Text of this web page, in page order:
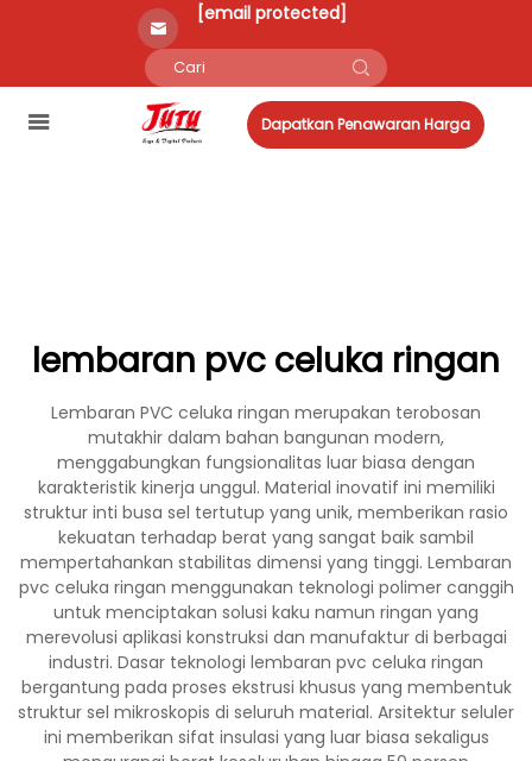
[email protected]
Dapatkan Penawaran Harga
lembaran pvc celuka ringan
Lembaran PVC celuka ringan merupakan terobosan
mutakhir dalam bahan bangunan modern,
menggabungkan fungsionalitas luar biasa dengan
karakteristik kinerja unggul. Material inovatif ini memiliki
struktur inti busa sel tertutup yang unik, memberikan rasio
kekuatan terhadap berat yang sangat baik sambil
mempertahankan stabilitas dimensi yang tinggi. Lembaran
pvc celuka ringan menggunakan teknologi polimer canggih
untuk menciptakan solusi kaku namun ringan yang
merevolusi aplikasi konstruksi dan manufaktur di berbagai
industri. Dasar teknologi lembaran pvc celuka ringan
bergantung pada proses ekstrusi khusus yang membentuk
struktur sel mikroskopis di seluruh material. Arsitektur seluler
ini memberikan sifat insulasi yang luar biasa sekaligus